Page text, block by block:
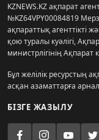
KZNEWS.KZ ақпарат
№KZ64VPY00084819
ақпараттық агенттікті
қою туралы куәлігі,
министрлігінің Ақпарат
Бұл желілік ресурстың
асқан азаматтарға
БІЗГЕ ЖАЗЫЛУ